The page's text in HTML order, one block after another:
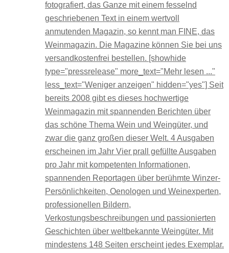
fotografiert, das Ganze mit einem fesselnd
geschriebenen Text in einem wertvoll
anmutenden Magazin, so kennt man FINE, das
Weinmagazin. Die Magazine können Sie bei uns
versandkostenfrei bestellen. [showhide
type="pressrelease" more_text="Mehr lesen ..."
less_text="Weniger anzeigen" hidden="yes"] Seit
bereits 2008 gibt es dieses hochwertige
Weinmagazin mit spannenden Berichten über
das schöne Thema Wein und Weingüter, und
zwar die ganz großen dieser Welt. 4 Ausgaben
erscheinen im Jahr Vier prall gefüllte Ausgaben
pro Jahr mit kompetenten Informationen,
spannenden Reportagen über berühmte Winzer-
Persönlichkeiten, Oenologen und Weinexperten,
professionellen Bildern,
Verkostungsbeschreibungen und passionierten
Geschichten über weltbekannte Weingüter. Mit
mindestens 148 Seiten erscheint jedes Exemplar.